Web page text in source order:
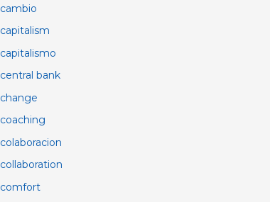
cambio
capitalism
capitalismo
central bank
change
coaching
colaboracion
collaboration
comfort